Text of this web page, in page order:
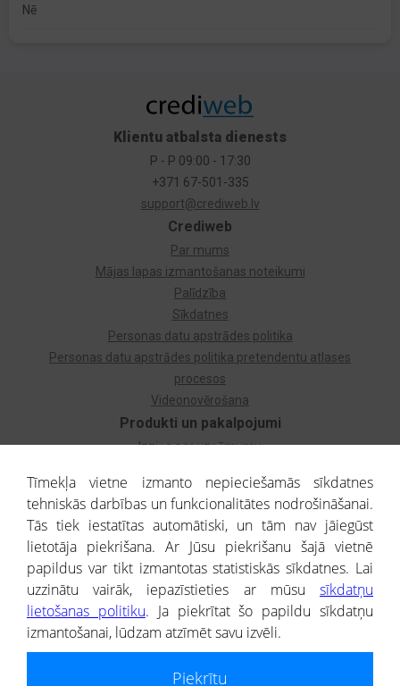
Nē
Produkti un pakalpojumi
Izziņa par uzņēmumu
Dzimtas koks
Uzņēmumu atlase
Monitorings
Kredītizziņa par ārvalstu uzņēmumiem
Crediweb
Par mums
Mājas lapas izmantošanas noteikumi
Palīdzība
Sīkdatnes
Personas datu apstrādes politika
Personas datu apstrādes politika pretendentu atlases
procesos
Videonovērošana
Klientu atbalsta dienests
P - P 09:00 - 17:30
+371 67-501-335
support@crediweb.lv
® CREDITREFORM Latvija
SIA
Tīmekļa vietne izmanto nepieciešamās sīkdatnes
tehniskās darbības un funkcionalitātes nodrošināšanai.
Tās tiek iestatītas automātiski, un tām nav jāiegūst
lietotāja piekrišana. Ar Jūsu piekrišanu šajā vietnē
papildus var tikt izmantotas statistiskās sīkdatnes. Lai
uzzinātu vairāk, iepazīstieties ar mūsu sīkdatņu
lietošanas politiku. Ja piekrītat šo papildu sīkdatņu
izmantošanai, lūdzam atzīmēt savu izvēli.
Piekrītu